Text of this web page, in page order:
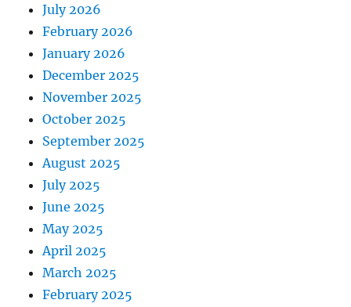
July 2026
February 2026
January 2026
December 2025
November 2025
October 2025
September 2025
August 2025
July 2025
June 2025
May 2025
April 2025
March 2025
February 2025